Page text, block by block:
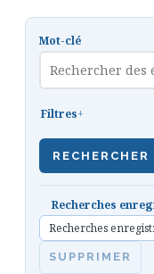
Mot-clé
Filtres
RECHERCHER
Recherches
SUPPRIMER